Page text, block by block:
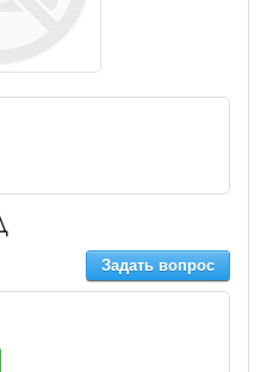
Задать вопрос